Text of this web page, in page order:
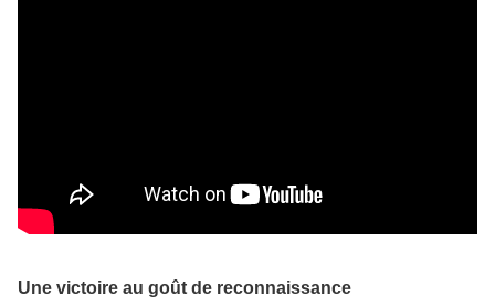
Une victoire au goût de reconnaissance